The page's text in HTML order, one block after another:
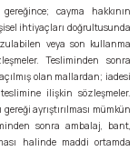
cayma hakkının
ihtiyaçları doğrultusunda
veya son kullanma
Tesliminden sonra
olan mallardan; iadesi
ilişkin sözleşmeler.
ayrıştırılması mümkün
sonra ambalaj, bant,
halinde maddi ortamda